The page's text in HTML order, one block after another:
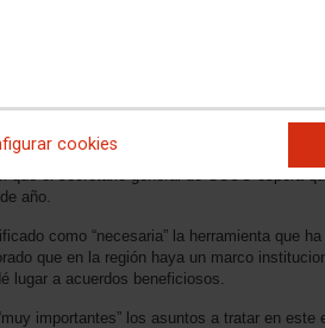
cookies
y Gobierno regional. En esta sesión se ha
de Madrid, Jaime Cedrún, ha valorado el
instrumento. En el mismo se abordará si
vigencia está próxima a cumplirse. Esta
el secretario general de CCOO espera
año.
como “necesaria” la herramienta que
que en la región haya un marco
lugar a acuerdos beneficiosos.
importantes” los asuntos a tratar en este